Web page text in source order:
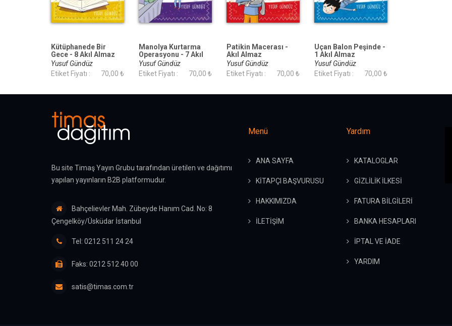
Kütüphanede Bir
Gece - 8 Akıl Almaz
Maceralar 4. Sınıf
Yusuf Gündüz
Etiket Fiyatı :
70,00 ₺
Manolya Kurtarma
Operasyonu - 7 Akıl
Almaz Maceralar 4.
Sınıf
Yusuf Gündüz
Etiket Fiyatı :
70,00 ₺
Patikin Macerası -
Akıl Almaz
Maceralar- 4. Sınıf
Hikâye Seti
Yusuf Gündüz
Etiket Fiyatı :
70,00 ₺
Uçan Balon Peşinde -
1 Akıl Almaz
Maceralar 4. Sınıf
Yusuf Gündüz
Etiket Fiyatı :
70,00 ₺
Bu site Timaş Yayın Grubu tarafından üretilen ve dağıtımı
yapılan yayınların B2B platformudur.
Bahçelievler Mah. Zübeyde Hanım Cad. No: 8
Çengelköy/Üsküdar İstanbul
Tel: 0212 511 24 24
Faks: 0212 512 40 00
satis@timas.com.tr
Menü
ANA SAYFA
KİTAPÇI BAŞVURUSU
HAKKIMIZDA
İLETİŞİM
Yardım
KATALOGLAR
GİZLİLİK İLKESİ
FATURA BİLGİLERİ
BANKA HESAPLARI
İPTAL VE İADE
YARDIM